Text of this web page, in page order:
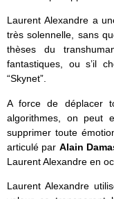
Laurent Alexandre a
très solennelle, sans
thèses du
fantastiques, ou s’il
“Skynet”.
A force de déplacer
algorithmes, on peut
supprimer toute
articulé par Alain
Laurent Alexandre en
Laurent Alexandre